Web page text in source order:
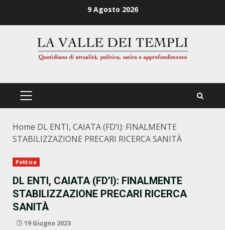
9 Agosto 2026
PRIMÄRES
Home DL ENTI, CAIATA (FD’I): FINALMENTE
STABILIZZAZIONE PRECARI RICERCA SANITÀ
Politica
DL ENTI, CAIATA (FD’I): FINALMENTE
STABILIZZAZIONE PRECARI RICERCA
SANITÀ
19 Giugno 2023